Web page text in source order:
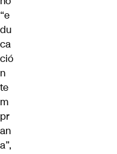
“e
du
ca
ció
n
te
m
pr
an
a”,